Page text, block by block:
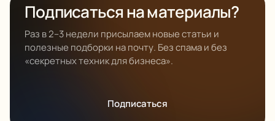
Подписаться на материалы?
Раз в 2–3 недели присылаем новые статьи и
полезные подборки на почту. Без спама и без
«секретных техник для бизнеса».
Подписаться